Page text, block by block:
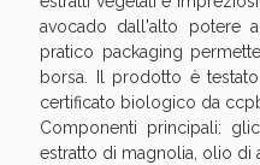
avocado dall'alto potere
pratico packaging
borsa. Il prodotto è
certificato biologico da
Componenti principali:
estratto di magnolia, olio di
Sconto fino al